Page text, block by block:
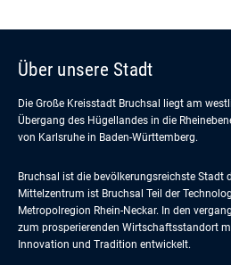
Über unsere Stadt
Die Große Kreisstadt Bruchsal liegt am
Übergang des Hügellandes in die
von Karlsruhe in Baden-Württemberg.
Bruchsal ist die bevölkerungsreichste Stadt
Mittelzentrum ist Bruchsal Teil der
Metropolregion Rhein-Neckar. In den
zum prosperierenden Wirtschaftsstandort
Innovation und Tradition entwickelt.